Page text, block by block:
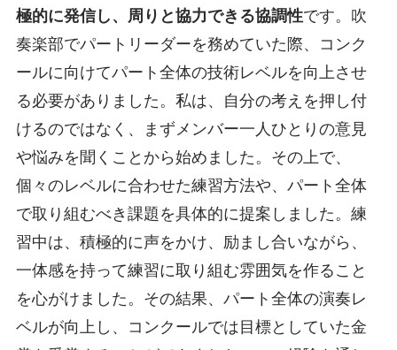
極的に発信し、周りと協力できる協調性です。吹
奏楽部でパートリーダーを務めていた際、コンク
ールに向けてパート全体の技術レベルを向上させ
る必要がありました。私は、自分の考えを押し付
けるのではなく、まずメンバー一人ひとりの意見
や悩みを聞くことから始めました。その上で、
個々のレベルに合わせた練習方法や、パート全体
で取り組むべき課題を具体的に提案しました。練
習中は、積極的に声をかけ、励まし合いながら、
一体感を持って練習に取り組む雰囲気を作ること
を心がけました。その結果、パート全体の演奏レ
ベルが向上し、コンクールでは目標としていた金